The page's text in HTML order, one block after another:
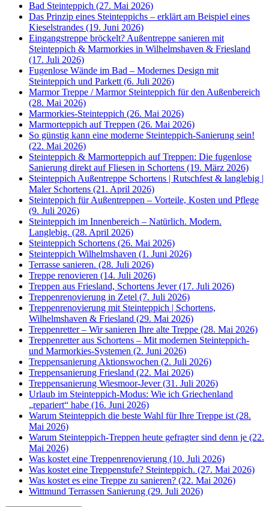
Bad Steinteppich (27. Mai 2026)
Das Prinzip eines Steinteppichs – erklärt am Beispiel eines
Kieselstrandes (19. Juni 2026)
Eingangstreppe bröckelt? Außentreppe sanieren mit
Steinteppich & Marmorkies in Wilhelmshaven & Friesland
(17. Juli 2026)
Fugenlose Wände im Bad – Modernes Design mit
Steinteppich und Parkett (6. Juli 2026)
Marmor Treppe / Marmor Steinteppich für den Außenbereich
(28. Mai 2026)
Marmorkies-Steinteppich (26. Mai 2026)
Marmorteppich auf Treppen (26. Mai 2026)
So günstig kann eine moderne Steinteppich-Sanierung sein!
(22. Mai 2026)
Steinteppich & Marmorteppich auf Treppen: Die fugenlose
Sanierung direkt auf Fliesen in Schortens (19. März 2026)
Steinteppich Außentreppe Schortens | Rutschfest & langlebig |
Maler Schortens (21. April 2026)
Steinteppich für Außentreppen – Vorteile, Kosten und Pflege
(9. Juli 2026)
Steinteppich im Innenbereich – Natürlich. Modern.
Langlebig. (28. April 2026)
Steinteppich Schortens (26. Mai 2026)
Steinteppich Wilhelmshaven (1. Juni 2026)
Terrasse sanieren. (28. Juli 2026)
Treppe renovieren (14. Juli 2026)
Treppen aus Friesland, Schortens Jever (17. Juli 2026)
Treppenrenovierung in Zetel (7. Juli 2026)
Treppenrenovierung mit Steinteppich | Schortens,
Wilhelmshaven & Friesland (29. Mai 2026)
Treppenretter – Wir sanieren Ihre alte Treppe (28. Mai 2026)
Treppenretter aus Schortens – Mit modernen Steinteppich-
und Marmorkies-Systemen (2. Juni 2026)
Treppensanierung Aktionswochen (2. Juli 2026)
Treppensanierung Friesland (22. Mai 2026)
Treppensanierung Wiesmoor-Jever (31. Juli 2026)
Urlaub im Steinteppich-Modus: Wie ich Griechenland
„repariert“ habe (16. Juni 2026)
Warum Steinteppich die beste Wahl für Ihre Treppe ist (28.
Mai 2026)
Warum Steinteppich-Treppen heute gefragter sind denn je (22.
Mai 2026)
Was kostet eine Treppenrenovierung (10. Juli 2026)
Was kostet eine Treppenstufe? Steinteppich. (27. Mai 2026)
Was kostet es eine Treppe zu sanieren? (22. Mai 2026)
Wittmund Terrassen Sanierung (29. Juli 2026)